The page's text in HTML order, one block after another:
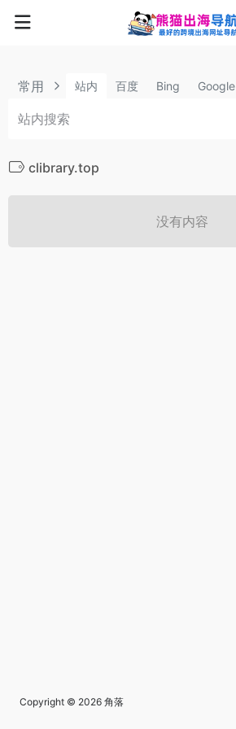
常用 站内 百度 Bing Google
clibrary.top
没有内容
Copyright © 2026 角落